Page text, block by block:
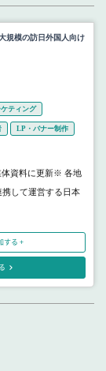
規模の訪日外国人向け
ティング
LP・バナー制作
体資料に更新※ 各地
して運営する日本
する +